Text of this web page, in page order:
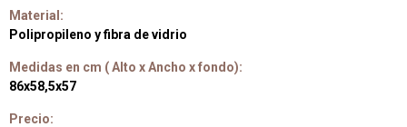
Material:
Polipropileno y fibra de vidrio
Medidas en cm ( Alto x Ancho x fondo):
86x58,5x57
Precio: